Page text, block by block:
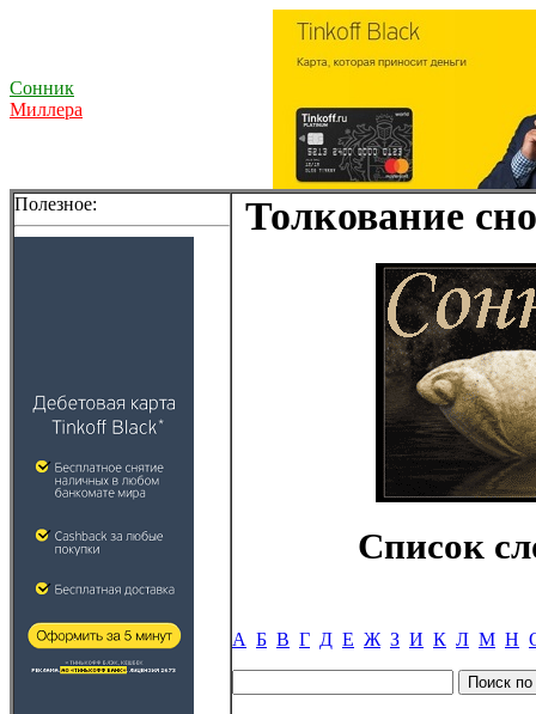
Сонник
Миллера
Полезное: Толкование
Список
А Б В Г Д Е Ж З И К Л М Н